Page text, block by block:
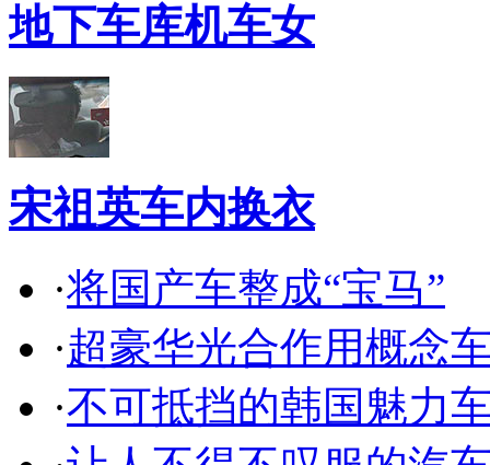
地下车库机车女
宋祖英车内换衣
·将国产车整成“宝马”
·超豪华光合作用概念
·不可抵挡的韩国魅力